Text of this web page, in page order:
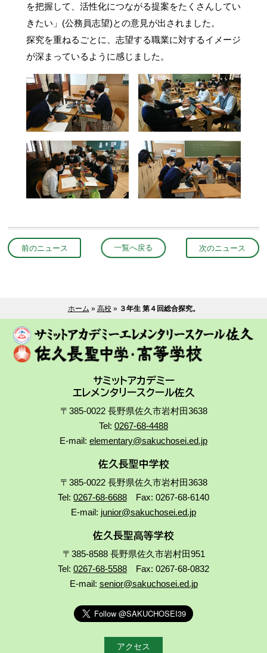
を把握して、活性化につながる提案をたくさんしてい
きたい」(公務員志望)との意見が出されました。
探究を重ねるごとに、志望する職業に対するイメージ
が深まっているように感じました。
前のニュース 一覧へ戻る 次のニュース
ホーム » 高校» ３年生 第４回総合探究。
サミットアカデミー
エレメンタリースクール佐久
〒385-0022 長野県佐久市岩村田3638
Tel: 0267-68-4488
E-mail: elementary@sakuchosei.ed.jp
佐久長聖中学校
〒385-0022 長野県佐久市岩村田3638
Tel: 0267-68-6688 Fax: 0267-68-6140
E-mail: junior@sakuchosei.ed.jp
佐久長聖高等学校
〒385-8588 長野県佐久市岩村田951
Tel: 0267-68-5588 Fax: 0267-68-0832
E-mail: senior@sakuchosei.ed.jp
アクセス